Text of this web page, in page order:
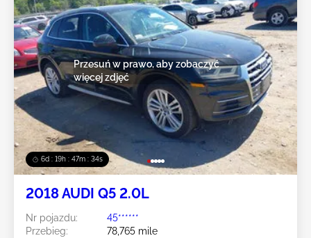
6d : 19h : 47m : 31s
Przesuń w prawo, aby zobaczyć
więcej zdjęć
2018 AUDI Q5 2.0L
Nr pojazdu:
45******
Przebieg:
78,765 mile